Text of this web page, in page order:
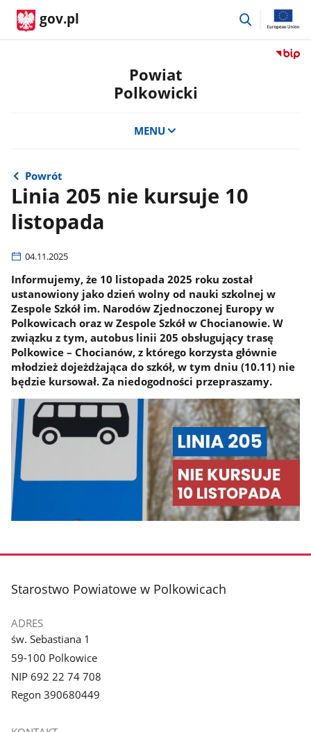
gov.pl
przejdź
Przejdź
Powiat
Polkowicki
MENU
Powrót
Linia 205 nie kursuje 10
listopada
04.11.2025
Informujemy, że 10 listopada 2025 roku został
ustanowiony jako dzień wolny od nauki szkolnej w
Zespole Szkół im. Narodów Zjednoczonej Europy w
Polkowicach oraz w Zespole Szkół w Chocianowie. W
związku z tym, autobus linii 205 obsługujący trasę
Polkowice – Chocianów, z którego korzysta głównie
młodzież dojeżdżająca do szkół, w tym dniu (10.11) nie
będzie kursował. Za niedogodności przepraszamy.
stopka
Starostwo Powiatowe w Polkowicach
ADRES
św. Sebastiana 1
59-100 Polkowice
NIP 692 22 74 708
Regon 390680449